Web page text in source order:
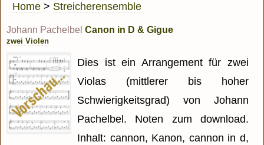
Home > Streicherensemble
Johann Pachelbel Canon in D & Gigue
zwei Violen
Dies ist ein Arrangement für zwei
Violas (mittlerer bis hoher
Schwierigkeitsgrad) von Johann
Pachelbel. Noten zum download.
Inhalt: cannon, Kanon, cannon in d,